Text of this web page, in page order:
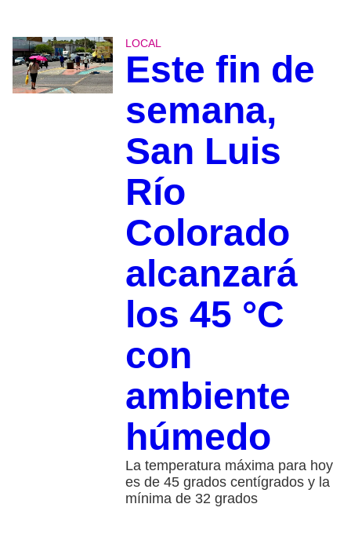
LOCAL
Este fin de
semana,
San Luis
Río
Colorado
alcanzará
los 45 °C
con
ambiente
húmedo
La temperatura máxima para hoy
es de 45 grados centígrados y la
mínima de 32 grados